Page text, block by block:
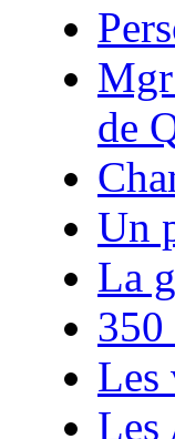
de
Un
La
350
Les
Les